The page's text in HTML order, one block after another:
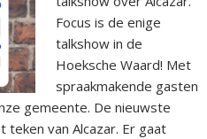
Focus is de enige
talkshow in de
Hoeksche Waard! Met
spraakmakende gasten
gemeente. De nieuwste
teken van Alcazar. Er gaat